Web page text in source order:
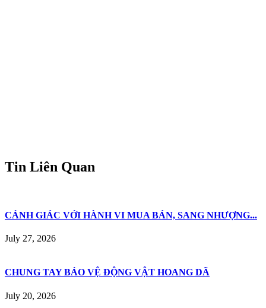
Tin Liên Quan
CẢNH GIÁC VỚI HÀNH VI MUA BÁN, SANG NHƯỢNG...
July 27, 2026
CHUNG TAY BẢO VỆ ĐỘNG VẬT HOANG DÃ
July 20, 2026